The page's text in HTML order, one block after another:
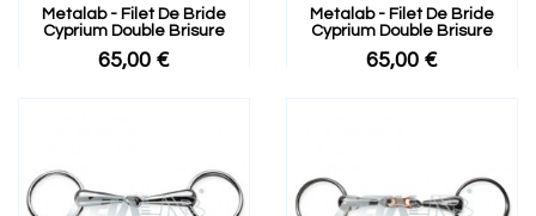
Metalab - Filet De Bride
Cyprium Double Brisure
65,00 €
Metalab - Filet De Bride
Cyprium Double Brisure
65,00 €